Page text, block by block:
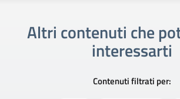
Altri contenuti che
interessarti
Contenuti filtrati per: